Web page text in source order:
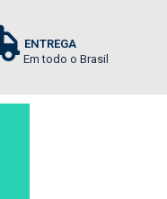
ENTREGA
Em todo o Brasil